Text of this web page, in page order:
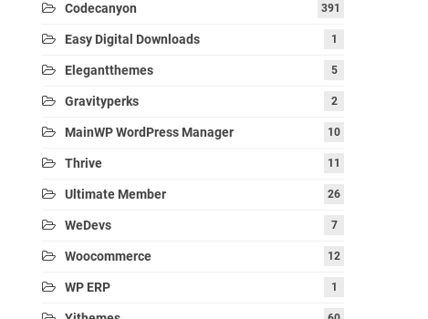
Codecanyon 391
Easy Digital Downloads 1
Elegantthemes 5
Gravityperks 2
MainWP WordPress Manager 10
Thrive 11
Ultimate Member 26
WeDevs 7
Woocommerce 12
WP ERP 1